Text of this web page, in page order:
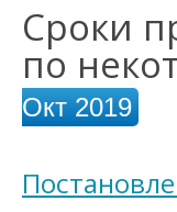
Сроки
по
Окт 2019